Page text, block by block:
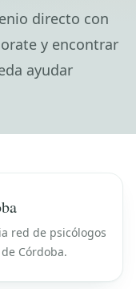
directo con
y encontrar
ayudar
red de psicólogos
Córdoba.